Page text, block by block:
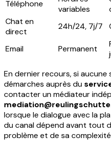
Téléphone
variables
Chat en
direct
24h/24, 7j/7
Email Permanent
En dernier recours, si
démarches auprès du
contacter un médiateur
lorsque le dialogue avec la
du canal dépend avant tout
problème et de sa